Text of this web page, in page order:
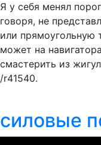
Я у себя менял
говоря, не
или прямоугольную
может на
смастерить из
/r41540.
силовые